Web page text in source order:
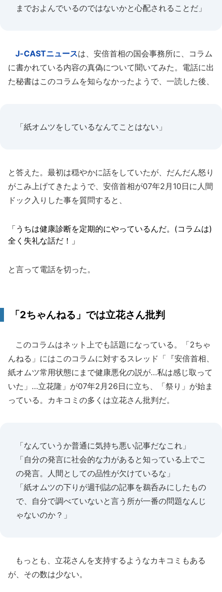
までおよんでいるのではないかと心配されることだ」
J-CASTニュースは、安倍首相の国会事務所に、コラム
に書かれている内容の真偽について聞いてみた。電話に出
た秘書はこのコラムを知らなかったようで、一読した後、
「紙オムツをしているなんてことはない」
と答えた。最初は穏やかに話をしていたが、だんだん怒り
がこみ上げてきたようで、安倍首相が07年2月10日に人間
ドック入りした事を質問すると、
「うちは健康診断を定期的にやっているんだ。(コラムは)
全く失礼な話だ！」
と言って電話を切った。
「2ちゃんねる」では立花さん批判
このコラムはネット上でも話題になっている。「2ちゃ
んねる」にはこのコラムに対するスレッド「『安倍首相、
紙オムツ常用状態にまで健康悪化の説が…私は感じ取って
いた」…立花隆」が07年2月26日に立ち、「祭り」が始ま
っている。カキコミの多くは立花さん批判だ。
「なんていうか普通に気持ち悪い記事だなこれ」
「自分の発言に社会的な力があると知っている上でこ
の発言。人間としての品性が欠けているな」
「紙オムツの下りが週刊誌の記事を鵜呑みにしたもの
で、自分で調べていないと言う所が一番の問題なんじ
ゃないのか？」
もっとも、立花さんを支持するようなカキコミもある
が、その数は少ない。